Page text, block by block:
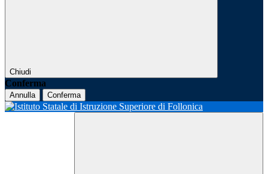
Chiudi
Conferma
Annulla Conferma